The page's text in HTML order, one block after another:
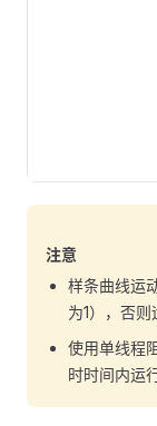
注意
样条曲线运
为1），否则
使用单线程
时时间内运